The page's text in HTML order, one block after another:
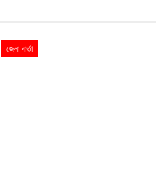
জেলা বার্তা